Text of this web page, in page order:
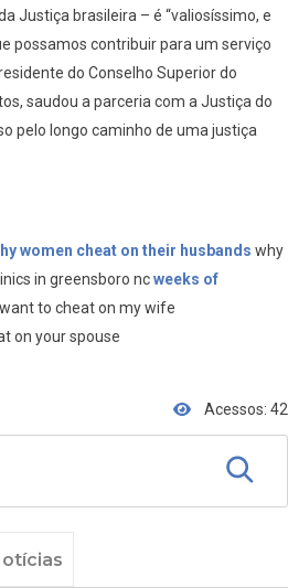
Justiça brasileira – é “valiosíssimo, e
possamos contribuir para um serviço
do Conselho Superior do
saudou a parceria com a Justiça do
pelo longo caminho de uma justiça
women cheat on their husbands why
in greensboro ncweeks of
to cheat on my wife
on your spouse
Acessos: 42